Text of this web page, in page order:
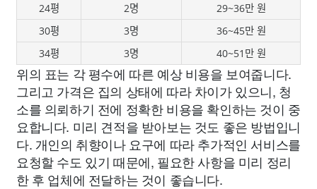
24평
2명
29~36만 원
30평
3명
36~45만 원
34평
3명 40~51만 원
위의 표는 각 평수에 따른 예상 비용을 보여줍니다.
그리고 가격은 집의 상태에 따라 차이가 있으니, 청
소를 의뢰하기 전에 정확한 비용을 확인하는 것이 중
요합니다. 미리 견적을 받아보는 것도 좋은 방법입니
다. 개인의 취향이나 요구에 따라 추가적인 서비스를
요청할 수도 있기 때문에, 필요한 사항을 미리 정리
한 후 업체에 전달하는 것이 좋습니다.